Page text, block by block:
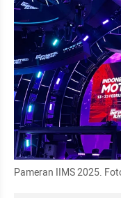
Pameran IIMS 2025.